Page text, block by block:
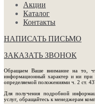
Акции
Каталог
Контакты
НАПИСАТЬ ПИСЬМО
ЗАКАЗАТЬ ЗВОНОК
Обращаем Ваше внимание на то,
информационный характер и ни при
определяемой положениями ч. 2 ст.
Для получения подробной
услуг, обращайтесь к менеджерам